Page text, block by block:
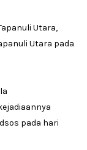
Utara,
Utara pada
pada hari